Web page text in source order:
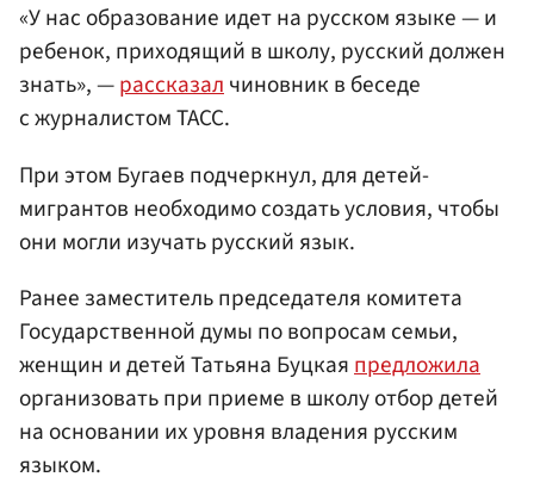
«У нас образование идет на русском языке — и
ребенок, приходящий в школу, русский должен
знать», —рассказалчиновник в беседе
с журналистом ТАСС.
При этом Бугаев подчеркнул, для детей-
мигрантов необходимо создать условия, чтобы
они могли изучать русский язык.
Ранее заместитель председателя комитета
Государственной думы по вопросам семьи,
женщин и детей Татьяна Буцкаяпредложила
организовать при приеме в школу отбор детей
на основании их уровня владения русским
языком.